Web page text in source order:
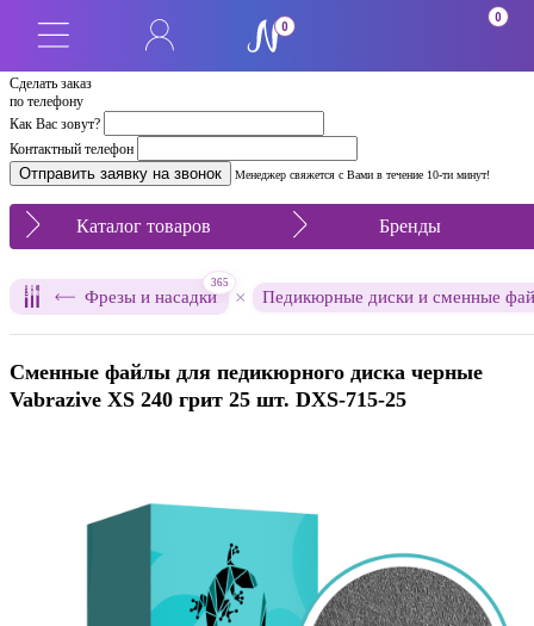
Сделать заказ
по телефону
Как Вас зовут?
Контактный телефон
Менеджер свяжется с Вами в течение 10-ти минут!
0
0
Каталог товаров Бренды
Фрезы и насадки
365
× Педикюрные диски и сменные
Сменные файлы для педикюрного диска черные
Vabrazive XS 240 грит 25 шт. DXS-715-25